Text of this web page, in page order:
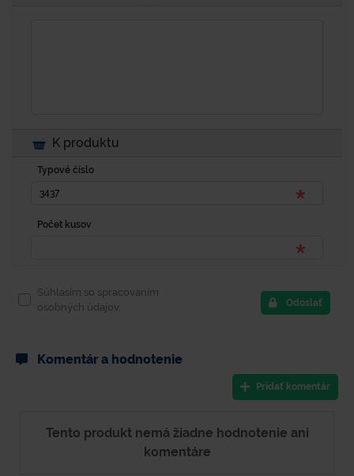
K produktu
Typové číslo
Počet kusov
Súhlasím so spracovaním
osobných údajov.
Odoslať
Komentár a hodnotenie
Pridať komentár
Tento produkt nemá žiadne hodnotenie ani
komentáre